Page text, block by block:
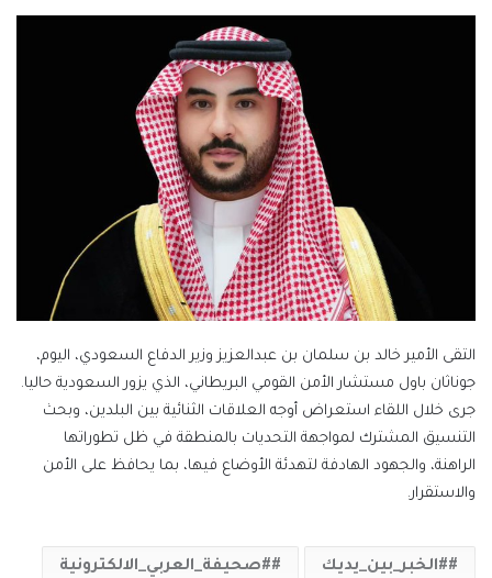
إلكترونيا
التقى الأمير خالد بن سلمان بن عبدالعزيز وزير الدفاع السعودي، اليوم،
جوناثان باول مستشار الأمن القومي البريطاني، الذي يزور السعودية حاليا.
جرى خلال اللقاء استعراض أوجه العلاقات الثنائية بين البلدين، وبحث
التنسيق المشترك لمواجهة التحديات بالمنطقة في ظل تطوراتها
الراهنة، والجهود الهادفة لتهدئة الأوضاع فيها، بما يحافظ على الأمن
والاستقرار.
#الخبر_بين_يديك #صحيفة_العربي_الالكترونية